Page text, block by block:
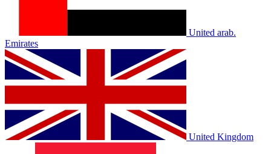
United arab.
Emirates
United Kingdom